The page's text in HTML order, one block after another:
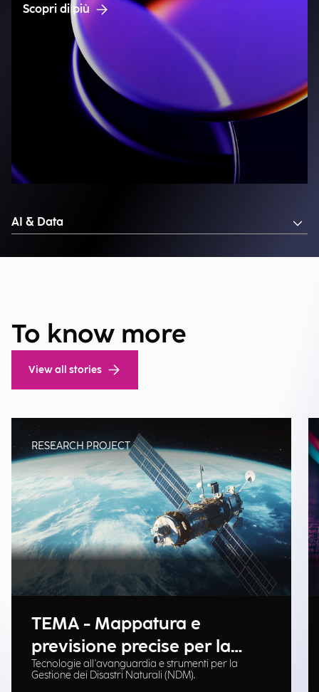
Scopri di più
AI & Data
To know more
View all stories
RESEARCH PROJECT
TEMA - Mappatura e
previsione precise per la
gestione delle emergenze
Tecnologie all'avanguardia e strumenti per la
Gestione dei Disastri Naturali (NDM).